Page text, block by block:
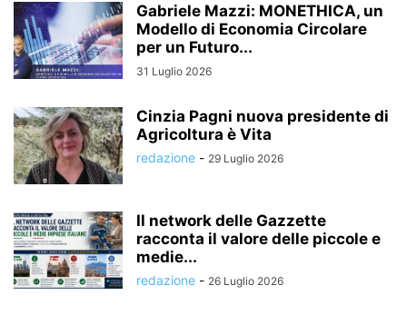
Gabriele Mazzi: MONETHICA, un
Modello di Economia Circolare
per un Futuro...
31 Luglio 2026
Cinzia Pagni nuova presidente di
Agricoltura è Vita
redazione - 29 Luglio 2026
Il network delle Gazzette
racconta il valore delle piccole e
medie...
redazione - 26 Luglio 2026